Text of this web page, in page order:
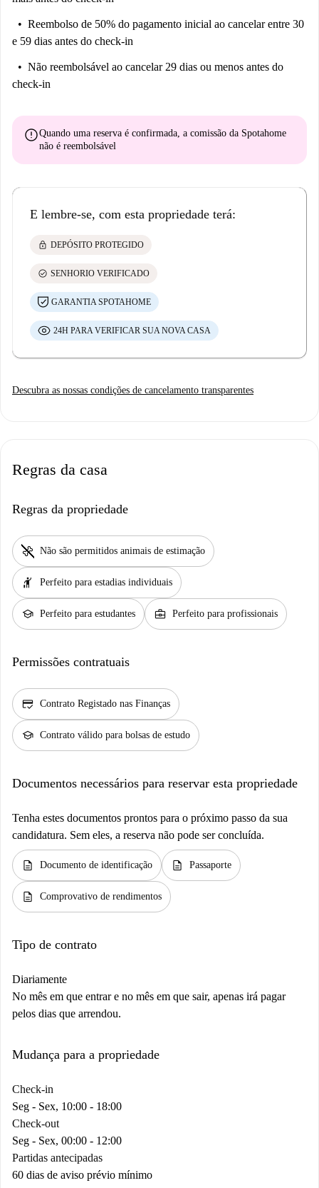
Reembolso de 50% do pagamento inicial ao cancelar entre 30
e 59 dias antes do check-in
Não reembolsável ao cancelar 29 dias ou menos antes do
check-in
errorQuando uma reserva é confirmada, a comissão da Spotahome
não é reembolsável
E lembre-se, com esta propriedade terá:
lock DEPÓSITO PROTEGIDO
check_circle SENHORIO VERIFICADO
GARANTIA SPOTAHOME
24H PARA VERIFICAR SUA NOVA CASA
Descubra as nossas condições de cancelamento transparentes
Regras da casa
Regras da propriedade
pet_supplies Não são permitidos animais de estimação
hail Perfeito para estadias individuais
school Perfeito para estudantes business_center Perfeito para profissionais
Permissões contratuais
credit_score Contrato Registado nas Finanças
school Contrato válido para bolsas de estudo
Documentos necessários para reservar esta propriedade
Tenha estes documentos prontos para o próximo passo da sua
candidatura. Sem eles, a reserva não pode ser concluída.
description Documento de identificação description Passaporte
description Comprovativo de rendimentos
Tipo de contrato
Diariamente
No mês em que entrar e no mês em que sair, apenas irá pagar
pelos dias que arrendou.
Mudança para a propriedade
Check-in
Seg - Sex, 10:00 - 18:00
Check-out
Seg - Sex, 00:00 - 12:00
Partidas antecipadas
60 dias de aviso prévio mínimo